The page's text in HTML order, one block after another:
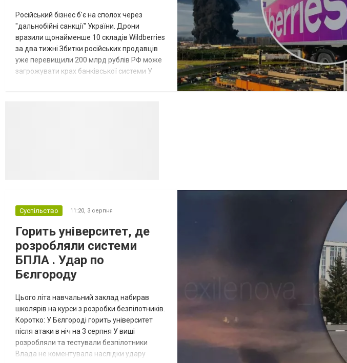
Російський бізнес б'є на сполох через
"дальнобійні санкції" України. Дрони
вразили щонайменше 10 складів Wildberries
за два тижні Збитки російських продавців
уже перевищили 200 млрд рублів РФ може
загрожувати крах банківської системи У
Суспільство 11:20, 3 серпня
Горить університет, де
розробляли системи
БПЛА . Удар по
Бєлгороду
Цього літа навчальний заклад набирав
школярів на курси з розробки безпілотників.
Коротко: У Бєлгороді горить університет
після атаки в ніч на 3 серпня У виші
розробляли та тестували безпілотники
Влада не коментувала наслідки удару